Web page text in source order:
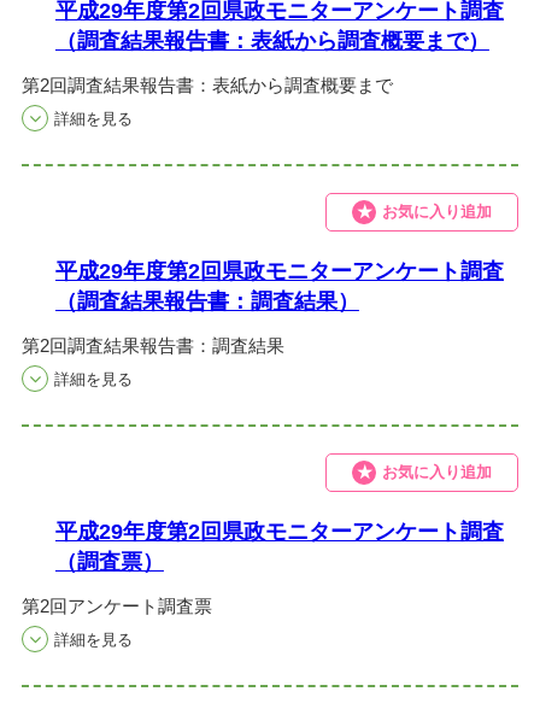
平成29年度第2回県政モニターアンケート調査
（調査結果報告書：表紙から調査概要まで）
第2回調査結果報告書：表紙から調査概要まで
お気に入り追加
平成29年度第2回県政モニターアンケート調査
（調査結果報告書：調査結果）
第2回調査結果報告書：調査結果
お気に入り追加
平成29年度第2回県政モニターアンケート調査
（調査票）
第2回アンケート調査票